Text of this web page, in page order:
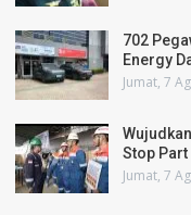
702
Energy
Jumat, 7
Stop
Jumat, 7